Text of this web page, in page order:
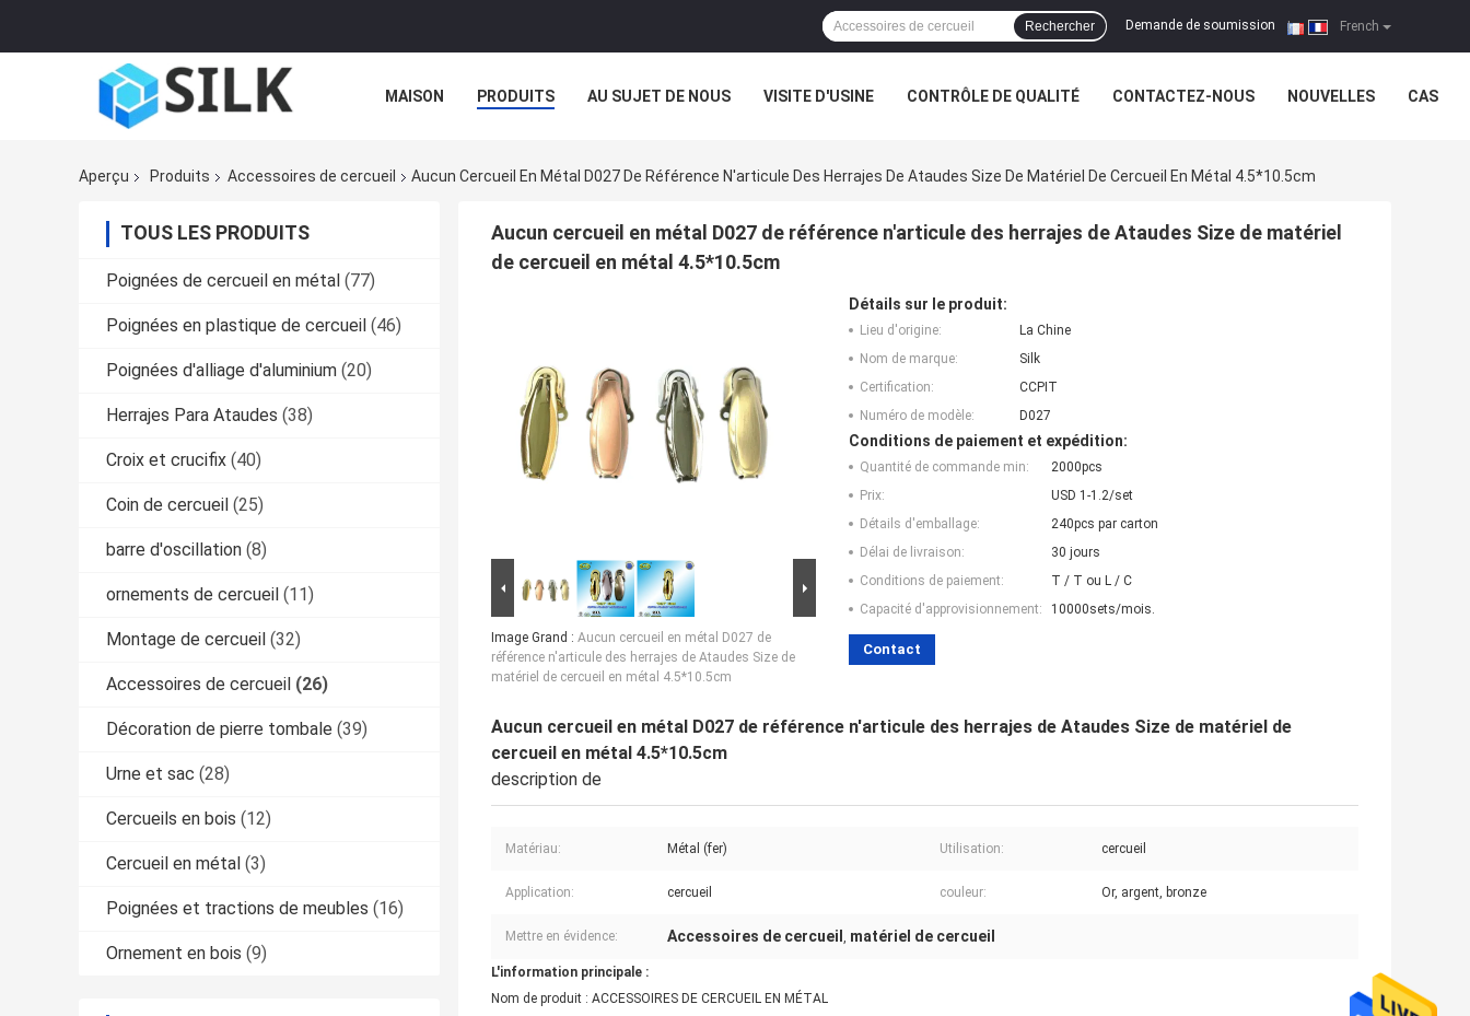
French
Demande de soumission |
Rechercher
MAISON PRODUITS AU SUJET DE NOUS VISITE D'USINE CONTRÔLE DE QUALITÉ CONTACTEZ-NOUS NOUVELLES CAS
Aperçu Produits Accessoires de cercueil Aucun Cercueil En Métal D027 De Référence N'articule Des Herrajes De Ataudes Size De Matériel De Cercueil En Métal 4.5*10.5cm
TOUS LES PRODUITS
Poignées de cercueil en métal (77)
Poignées en plastique de cercueil (46)
Poignées d'alliage d'aluminium (20)
Herrajes Para Ataudes (38)
Croix et crucifix (40)
Coin de cercueil (25)
barre d'oscillation (8)
ornements de cercueil (11)
Montage de cercueil (32)
Accessoires de cercueil (26)
Décoration de pierre tombale (39)
Urne et sac (28)
Cercueils en bois (12)
Cercueil en métal (3)
Poignées et tractions de meubles (16)
Ornement en bois (9)
Aucun cercueil en métal D027 de référence n'articule des herrajes de Ataudes Size de matériel
de cercueil en métal 4.5*10.5cm
Image Grand : Aucun cercueil en métal D027 de
référence n'articule des herrajes de Ataudes Size de
matériel de cercueil en métal 4.5*10.5cm
Détails sur le produit:
Lieu d'origine:
La Chine
Nom de marque:
Silk
Certification:
CCPIT
Numéro de modèle:
D027
Conditions de paiement et expédition:
Quantité de commande min:
2000pcs
Prix:
USD 1-1.2/set
Détails d'emballage:
240pcs par carton
Délai de livraison:
30 jours
Conditions de paiement:
T / T ou L / C
Capacité d'approvisionnement:
10000sets/mois.
Contact
Aucun cercueil en métal D027 de référence n'articule des herrajes de Ataudes Size de matériel de
cercueil en métal 4.5*10.5cm
description de
Matériau: Métal (fer) Utilisation: cercueil
Application: cercueil couleur: Or, argent, bronze
Mettre en évidence: Accessoires de cercueil , matériel de cercueil
L'information principale :
Nom de produit : ACCESSOIRES DE CERCUEIL EN MÉTAL